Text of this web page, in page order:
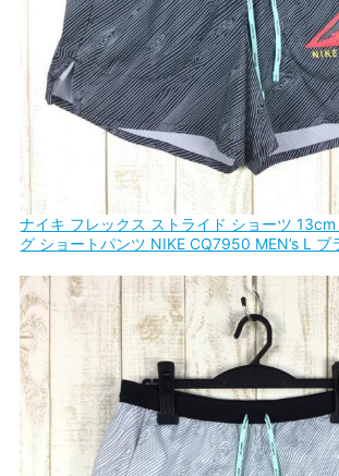
ナイキ フレックス ストライド ショーツ
グ ショートパンツ NIKE CQ7950 MEN’s L ブ